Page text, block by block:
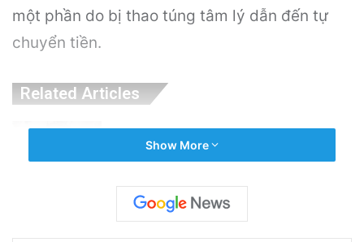
một phần do bị thao túng tâm lý dẫn đến tự
chuyển tiền.
Related Articles
Phóng: Hé Lộ Từ Blue Origin
15 hours ago
PGS.TS Hà Đình Đức: Di sản và Hành trình
Show More